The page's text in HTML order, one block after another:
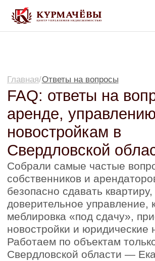
аренде, управлению и
новостройкам в
Свердловской области
Собрали самые частые вопросы
собственников и арендаторов: как
безопасно сдавать квартиру, что входит в
доверительное управление, как работает
меблировка «под сдачу», приёмка
новостройки и юридические нюансы.
Работаем по объектам только в
Свердловской области — Екатеринбург и
ближайшие города.
Общие вопросы
Задать вопрос